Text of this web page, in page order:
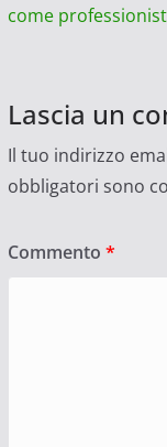
come
Lascia un
Il tuo indirizzo
obbligatori sono
Commento *